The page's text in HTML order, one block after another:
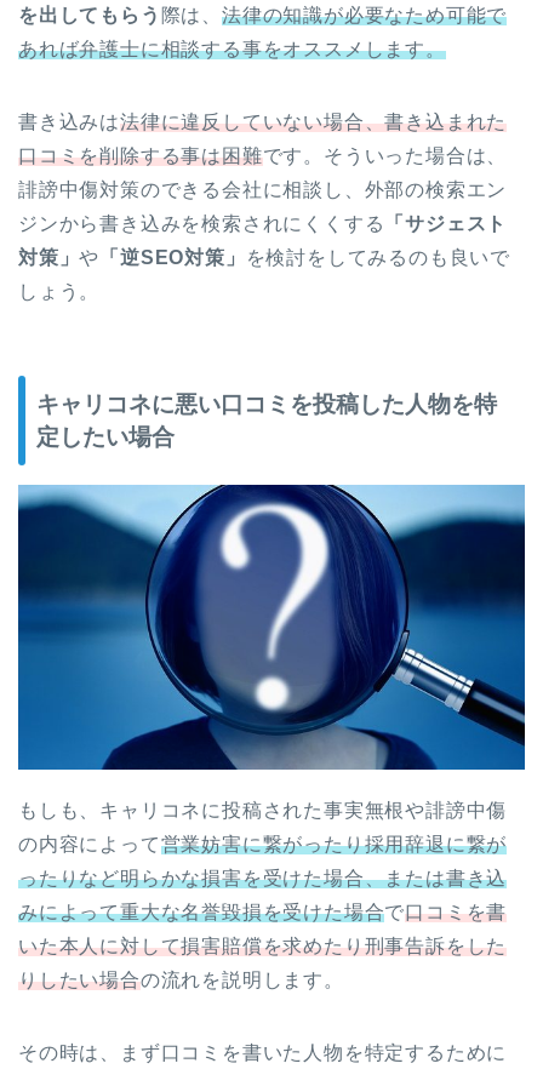
を出してもらう 際は、法律の知識が必要なため可能で
あれば弁護士に相談する事をオススメします。
書き込みは法律に違反していない場合、書き込まれた
口コミを削除する事は困難です。そういった場合は、
誹謗中傷対策のできる会社に相談し、外部の検索エン
ジンから書き込みを検索されにくくする
「サジェスト
対策」や 「逆SEO対策」
を検討をしてみるのも良いで
しょう。
キャリコネに悪い口コミを投稿した人物を特
定したい場合
もしも、キャリコネに投稿された事実無根や誹謗中傷
の内容によって営業妨害に繋がったり採用辞退に繋が
ったりなど明らかな損害を受けた場合、または書き込
みによって重大な名誉毀損を受けた場合で口コミを書
いた本人に対して損害賠償を求めたり刑事告訴をした
りしたい場合の流れを説明します。
その時は、まず口コミを書いた人物を特定するために